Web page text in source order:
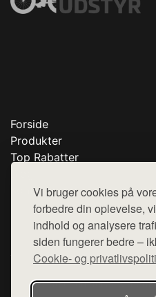
Vi bruger cookies på
forbedre din oplevelse,
indhold og analysere
siden fungerer bedre –
Cookie- og
Forside
Produkter
Top Rabatter
Kontakt
Denne side er en del af